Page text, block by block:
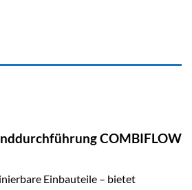
COMBIFLOW
Einbauteile – bietet